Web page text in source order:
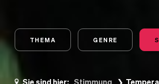
THEMA GENRE
Sie sind hier: Stimmung